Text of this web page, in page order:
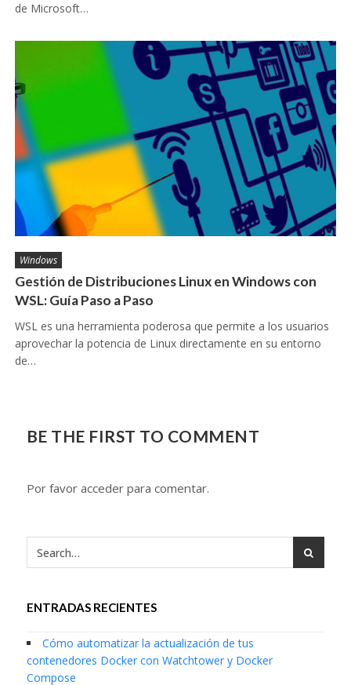
de Microsoft…
Windows
Gestión de Distribuciones Linux en Windows con
WSL: Guía Paso a Paso
WSL es una herramienta poderosa que permite a los usuarios
aprovechar la potencia de Linux directamente en su entorno
de…
BE THE FIRST TO COMMENT
Por favor acceder para comentar.
ENTRADAS RECIENTES
Cómo automatizar la actualización de tus
contenedores Docker con Watchtower y Docker
Compose